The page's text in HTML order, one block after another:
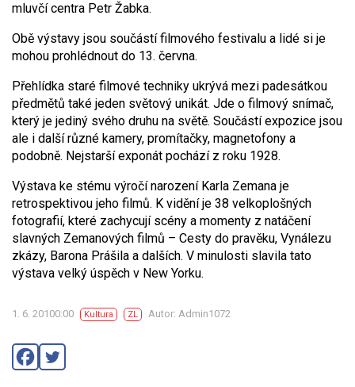
mluvčí centra Petr Žabka.
Obě výstavy jsou součástí filmového festivalu a lidé si je
mohou prohlédnout do 13. června.
Přehlídka staré filmové techniky ukrývá mezi padesátkou
předmětů také jeden světový unikát. Jde o filmový snímač,
který je jediný svého druhu na světě. Součástí expozice jsou
ale i další různé kamery, promítačky, magnetofony a
podobně. Nejstarší exponát pochází z roku 1928.
Výstava ke stému výročí narození Karla Zemana je
retrospektivou jeho filmů. K vidění je 38 velkoplošných
fotografií, které zachycují scény a momenty z natáčení
slavných Zemanových filmů – Cesty do pravěku, Vynálezu
zkázy, Barona Prášila a dalších. V minulosti slavila tato
výstava velký úspěch v New Yorku.
1. 6. 20100:00 Kultura ZL Autor: Admin1072